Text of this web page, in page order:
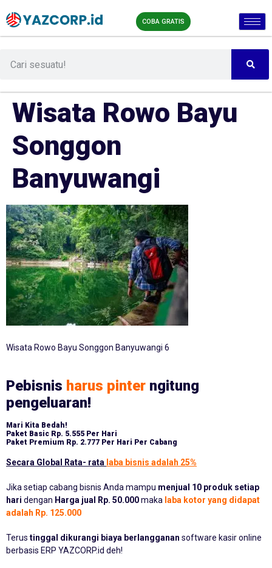
COBA GRATIS
Wisata Rowo Bayu
Songgon
Banyuwangi
Wisata Rowo Bayu Songgon Banyuwangi 6
Pebisnis harus pinter ngitung
pengeluaran!
Mari Kita Bedah!
Paket Basic Rp. 5.555 Per Hari
Paket Premium Rp. 2.777 Per Hari Per Cabang
Secara Global Rata- rata laba bisnis adalah 25%
Jika setiap cabang bisnis Anda mampu menjual 10 produk setiap
hari dengan Harga jual Rp. 50.000maka laba kotor yang didapat
adalah Rp. 125.000
Terus tinggal dikurangi biaya berlangganan software kasir online
berbasis ERP YAZCORP.id deh!